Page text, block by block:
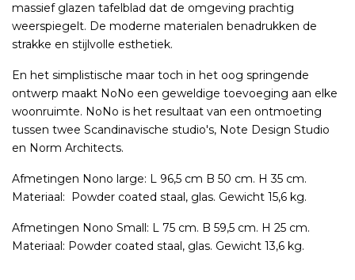
massief glazen tafelblad dat de omgeving prachtig
weerspiegelt. De moderne materialen benadrukken de
strakke en stijlvolle esthetiek.
En het simplistische maar toch in het oog springende
ontwerp maakt NoNo een geweldige toevoeging aan elke
woonruimte. NoNo is het resultaat van een ontmoeting
tussen twee Scandinavische studio's, Note Design Studio
en Norm Architects.
Afmetingen Nono large: L 96,5 cm B 50 cm. H 35 cm.
Materiaal: Powder coated staal, glas. Gewicht 15,6 kg.
Afmetingen Nono Small: L 75 cm. B 59,5 cm. H 25 cm.
Materiaal: Powder coated staal, glas. Gewicht 13,6 kg.